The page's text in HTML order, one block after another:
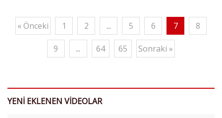
« Önceki 1 2 ... 5 6 7 8
9 ... 64 65 Sonraki »
YENİ EKLENEN VİDEOLAR